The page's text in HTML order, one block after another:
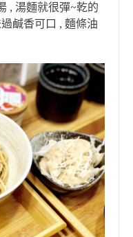
, 湯麵就很彈~乾的
鹹香可口 , 麵條油